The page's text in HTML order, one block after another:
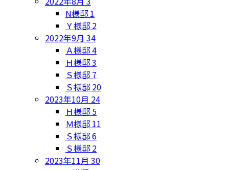
N様邸 1
Ｙ様邸 2
2022年9月 34
Ａ様邸4
Ｈ様邸3
Ｓ様邸 7
Ｓ様邸 20
2023年10月 24
Ｈ様邸 5
Ｍ様邸 11
Ｓ様邸6
Ｓ様邸 2
2023年11月 30